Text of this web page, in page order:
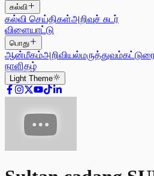
கல்வி
கல்வி செய்திகள்அறிவுச் சுடர்
விளையாட்டு
பொது
ஆன்மீகம்அறிவியல்மருத்துவம்
நாளிதழ்
Light Theme